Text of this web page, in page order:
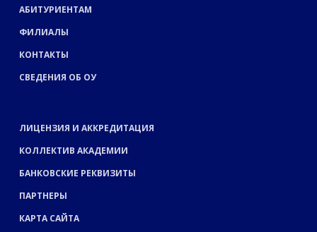
АБИТУРИЕНТАМ
ФИЛИАЛЫ
КОНТАКТЫ
СВЕДЕНИЯ ОБ ОУ
ЛИЦЕНЗИЯ И АККРЕДИТАЦИЯ
КОЛЛЕКТИВ АКАДЕМИИ
БАНКОВСКИЕ РЕКВИЗИТЫ
ПАРТНЕРЫ
КАРТА САЙТА